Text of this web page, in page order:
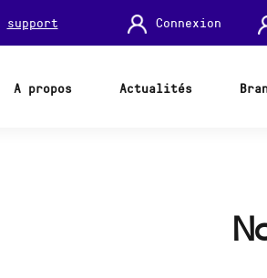
support Connexion
A propos Actualités